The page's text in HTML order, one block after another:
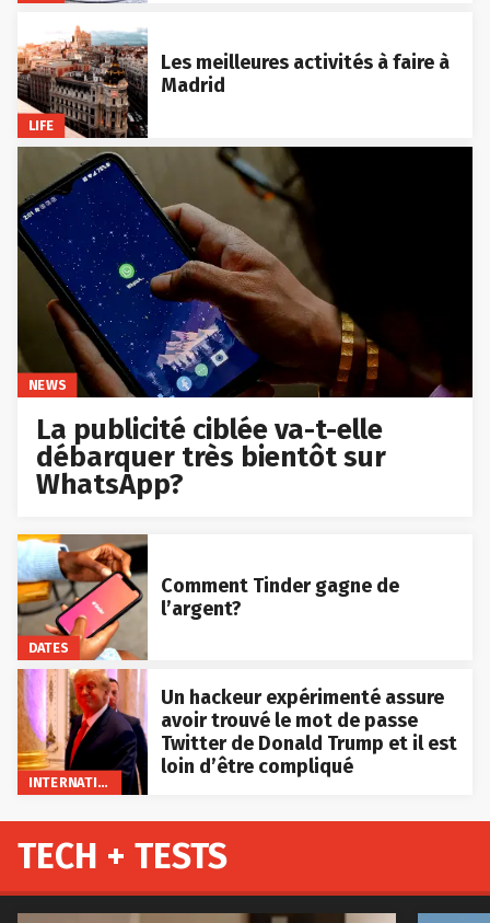
LIFE
Les meilleures activités à faire à
Madrid
NEWS
La publicité ciblée va-t-elle
débarquer très bientôt sur
WhatsApp?
DATES
Comment Tinder gagne de
l’argent?
INTERNATIONAL
Un hackeur expérimenté assure
avoir trouvé le mot de passe
Twitter de Donald Trump et il est
loin d’être compliqué
TECH + TESTS